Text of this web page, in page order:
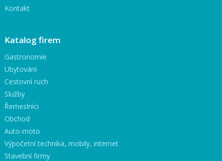
Kontakt
Katalog firem
Gastronomie
Ubytování
Cestovní ruch
Služby
Řemeslníci
Obchod
Auto-moto
Výpočetní technika, mobily, internet
Stavební firmy